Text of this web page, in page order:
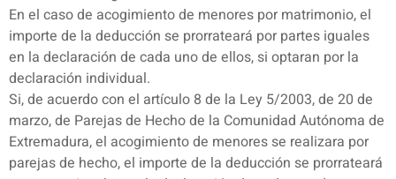
En el caso de acogimiento de menores por matrimonio, el
importe de la deducción se prorrateará por partes iguales
en la declaración de cada uno de ellos, si optaran por la
declaración individual.
Si, de acuerdo con el artículo 8 de la Ley 5/2003, de 20 de
marzo, de Parejas de Hecho de la Comunidad Autónoma de
Extremadura, el acogimiento de menores se realizara por
parejas de hecho, el importe de la deducción se prorrateará